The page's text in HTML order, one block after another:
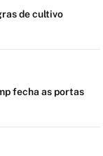
de cultivo
fecha as portas